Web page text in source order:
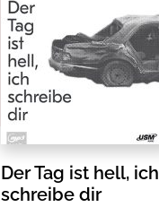
Der Tag ist hell, ich
schreibe dir